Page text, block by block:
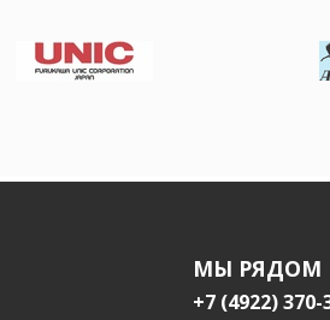
МЫ РЯДОМ
+7 (4922) 370-